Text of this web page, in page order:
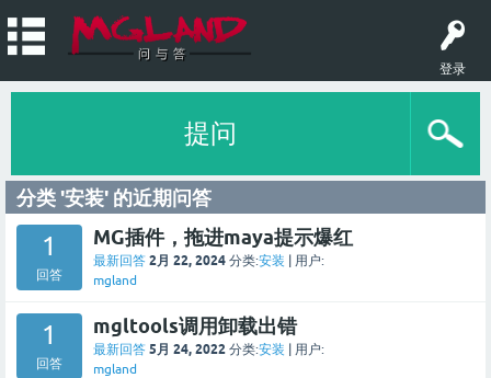
登录
提问
分类 '安装' 的近期问答
1
回答
MG插件，拖进maya提示爆红
最新回答 2月 22, 2024 分类:安装
用户:
mgland
1
回答
mgltools调用卸载出错
最新回答 5月 24, 2022 分类:安装
用户:
mgland